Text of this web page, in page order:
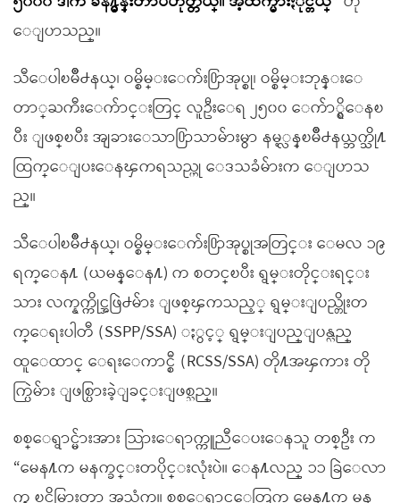
ေျပာသည္။
သီေပါၿမိဳ႕နယ္၊ ဝမ္စိမ္းေက်း႐ြာအုပ္စု၊ ဝမ္စိမ္းဘုန္းေ
တာ္ႀကီးေက်ာင္းတြင္ လူဦးေရ ၂၅၀၀ ေက်ာ္ရွိေနၿ
ပီး ျဖစ္ၿပီး အျခားေသာ႐ြာသာမ်ားမွာ နမ့္လန္ၿမိဳ႕နယ္ဘက္သို႔
ထြက္ေျပးေနၾကရသည္ဟု ေဒသခံမ်ားက ေျပာသ
ည္။
သီေပါၿမိဳ႕နယ္၊ ဝမ္စိမ္းေက်း႐ြာအုပ္စုအတြင္း ေမလ ၁၉
ရက္ေန႔ (ယမန္ေန႔) က စတင္ၿပီး ရွမ္းတိုင္းရင္း
သား လက္နက္ကိုင္အဖြဲ႕မ်ား ျဖစ္ၾကသည့္ ရွမ္းျပည္တိုးတ
က္ေရးပါတီ (SSPP/SSA) ႏွင့္ ရွမ္းျပည္ျပန္လည္
ထူေထာင္ ေရးေကာင္စီ (RCSS/SSA) တို႔အၾကား တို
က္ပြဲမ်ား ျဖစ္ပြားခဲ့ျခင္းျဖစ္သည္။
စစ္ေရွာင္မ်ားအား သြားေရာက္ကူညီေပးေနသူ တစ္ဦး က
“မေန႔က မနက္ခင္းတပိုင္းလုံးပဲ။ ေန႔လည္ ၁၁ ခြဲေလာ
က္မွ ၿငိမ္သြားတာ အသံက။ စစ္ေရွာင္ေတြက မေန႔က မန